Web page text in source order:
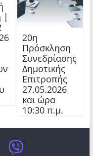
|
20η
Πρόσκληση
Συνεδρίασης
Δημοτικής
Επιτροπής
27.05.2026
και ώρα
10:30 π.μ.